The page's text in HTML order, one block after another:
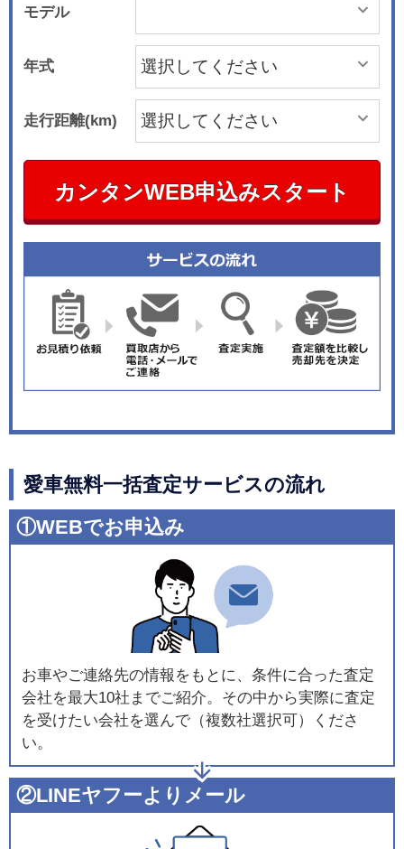
モデル
年式
走行距離(km)
カンタンWEB申込みスタート
愛車無料一括査定サービスの流れ
①WEBでお申込み
お車やご連絡先の情報をもとに、条件に合った査定
会社を最大10社までご紹介。その中から実際に査定
を受けたい会社を選んで（複数社選択可）くださ
い。
②LINEヤフーよりメール